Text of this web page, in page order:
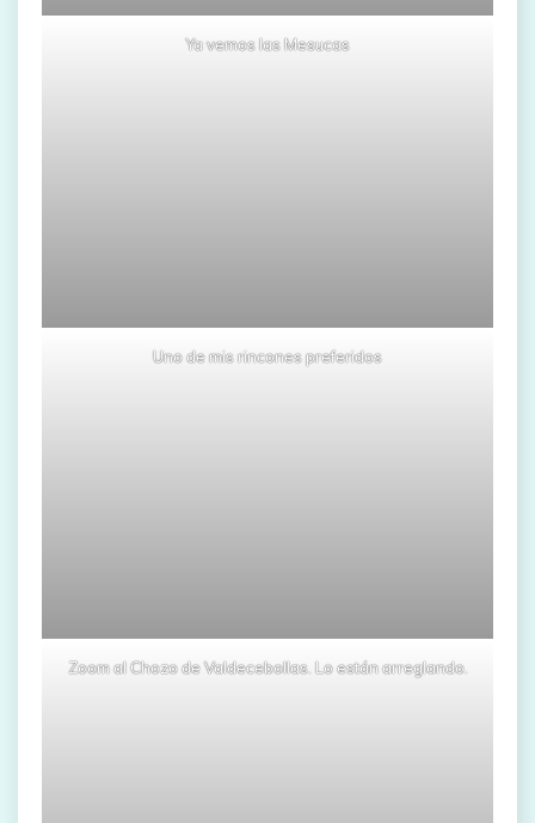
Ya vemos las Mesucas
Uno de mis rincones preferidos
Zoom al Chozo de Valdecebollas. Lo están arreglando.